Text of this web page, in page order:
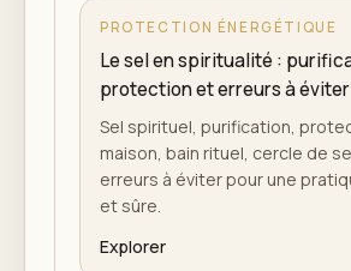
PROTECTION ÉNERGÉTIQUE
Le sel en spiritualité :
protection et erreurs à éviter
Sel spirituel, purification,
maison, bain rituel, cercle de
erreurs à éviter pour une
et sûre.
Explorer